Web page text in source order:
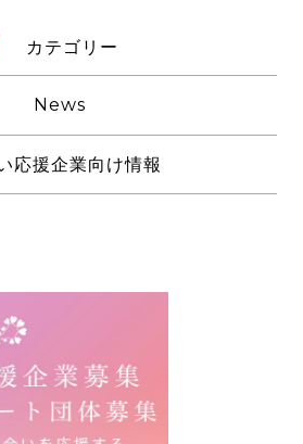
カテゴリー
News
応援企業向け情報